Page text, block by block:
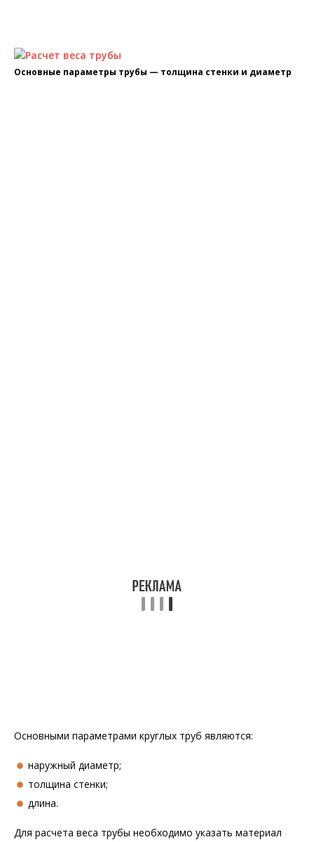
Основные параметры трубы — толщина стенки и диаметр
Основными параметрами круглых труб являются:
наружный диаметр;
толщина стенки;
длина.
Для расчета веса трубы необходимо указать материал